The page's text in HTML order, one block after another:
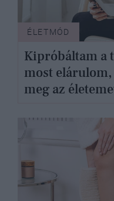
ÉLETMÓD
Kipróbáltam a
most
meg az